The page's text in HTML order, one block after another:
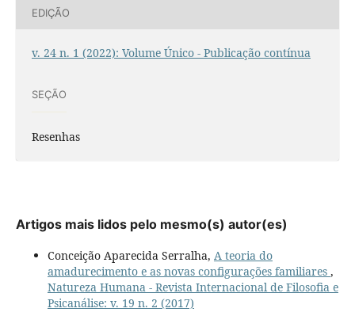
EDIÇÃO
v. 24 n. 1 (2022): Volume Único - Publicação contínua
SEÇÃO
Resenhas
Artigos mais lidos pelo mesmo(s) autor(es)
Conceição Aparecida Serralha, A teoria do
amadurecimento e as novas configurações familiares ,
Natureza Humana - Revista Internacional de Filosofia e
Psicanálise: v. 19 n. 2 (2017)